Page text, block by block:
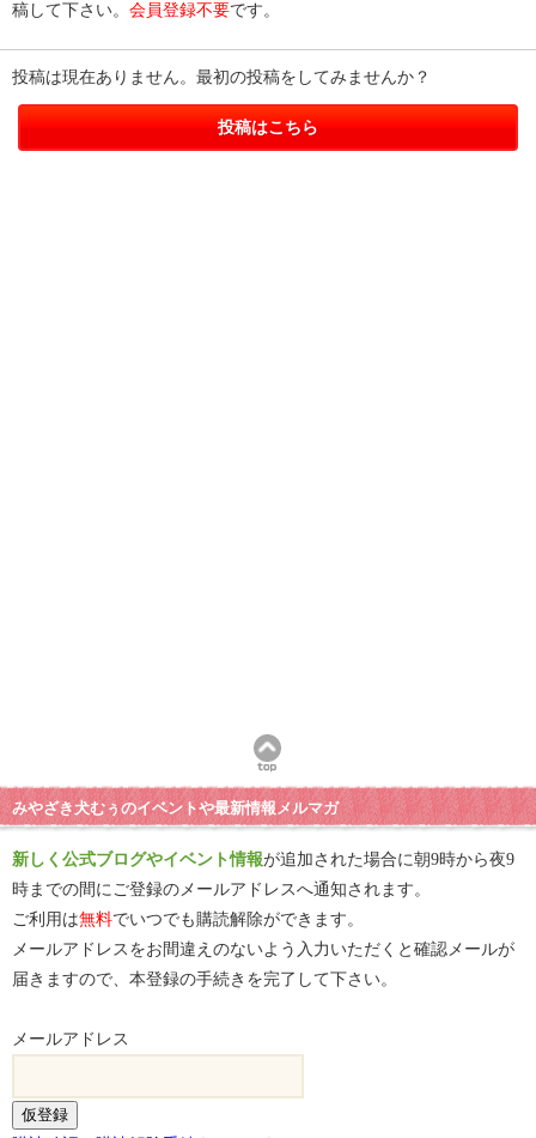
稿して下さい。 会員登録不要です。
投稿は現在ありません。最初の投稿をしてみませんか？
投稿はこちら
みやざき犬むぅのイベントや最新情報メルマガ
新しく公式ブログやイベント情報が追加された場合に朝9時から夜9
時までの間にご登録のメールアドレスへ通知されます。
ご利用は無料でいつでも購読解除ができます。
メールアドレスをお間違えのないよう入力いただくと確認メールが
届きますので、本登録の手続きを完了して下さい。
メールアドレス